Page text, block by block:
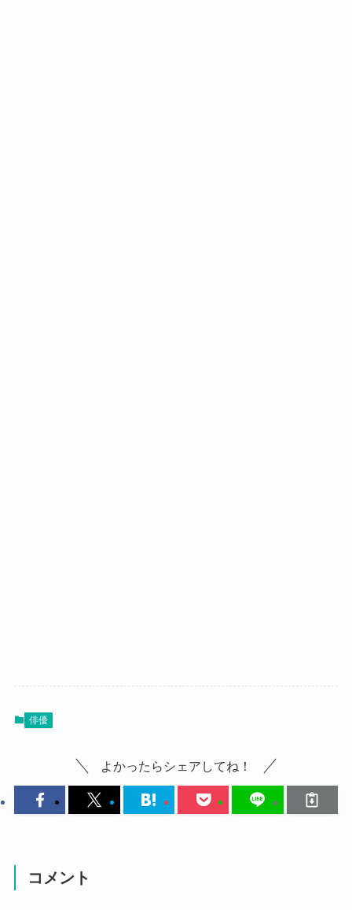
俳優
よかったらシェアしてね！
コメント